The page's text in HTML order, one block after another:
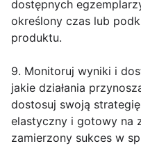
dostępnych
określony czas lub
produktu.
9. Monitoruj wyniki i
jakie działania
dostosuj swoją
elastyczny i gotowy na
zamierzony sukces w